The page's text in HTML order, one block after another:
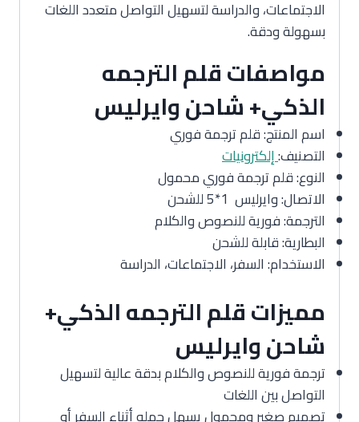
الاجتماعات، والدراسة لتسهيل التواصل متعدد اللغات
بسهولة ودقة.
مواصفات قلم الترجمه
الذكي+ شاحن وايرليس
اسم المنتج: قلم ترجمة فوري
التصنيف:إلكترونيات
النوع: قلم ترجمة فوري محمول
الاتصال: وايرليس 1*5 للشحن
الترجمة: فورية للنصوص والكلام
البطارية: قابلة للشحن
الاستخدام: السفر، الاجتماعات، الدراسة
مميزات قلم الترجمه الذكي+
شاحن وايرليس
ترجمة فورية للنصوص والكلام بدقة عالية لتسهيل
التواصل بين اللغات
تصميم صغير ومحمول يسهل حمله أثناء السفر أو